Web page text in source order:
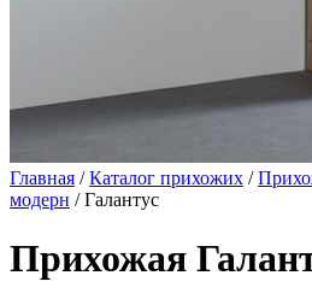
Главная /Каталог прихожих /
модерн / Галантус
Прихожая